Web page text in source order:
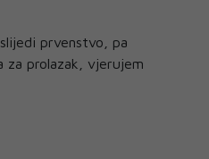
prvenstvo, pa
za prolazak, vjerujem